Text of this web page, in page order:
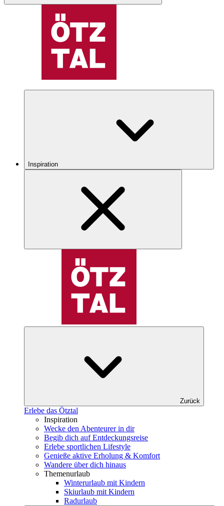
Inspiration
Zurück
Erlebe das Ötztal
Inspiration
Wecke den Abenteurer in dir
Begib dich auf Entdeckungsreise
Erlebe sportlichen Lifestyle
Genieße aktive Erholung & Komfort
Wandere über dich hinaus
Themenurlaub
Winterurlaub mit Kindern
Skiurlaub mit Kindern
Radurlaub